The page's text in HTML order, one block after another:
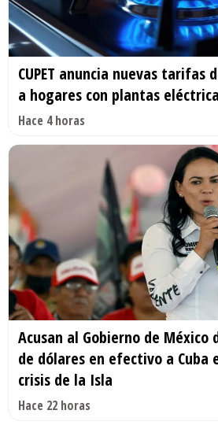
CUPET anuncia nuevas tarifas
a hogares con plantas
Hace 4 horas
Acusan al Gobierno de México
de dólares en efectivo a Cuba
crisis de la Isla
Hace 22 horas